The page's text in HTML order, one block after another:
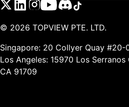
© 2026 TOPVIEW PTE. LTD.
Singapore: 20 Collyer Quay #20-
Los Angeles: 15970 Los
CA 91709